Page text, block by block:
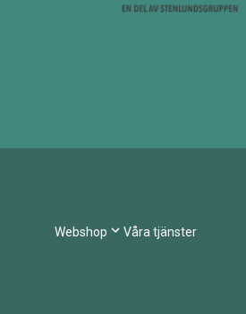
Webshop Våra tjänster